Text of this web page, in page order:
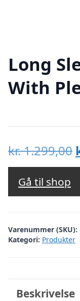
Long
With
kr.1.299,00
Gå til shop
Varenummer (SKU):
Kategori: Produkter
Beskrivelse